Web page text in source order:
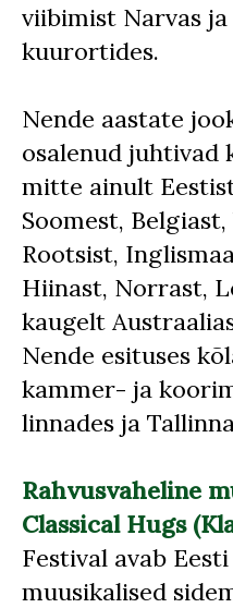
viibimist Narvas
kuurortides.
Nende aastate
osalenud juhtivad
mitte ainult
Soomest,
Rootsist,
Hiinast, Norrast,
kaugelt
Nende esituses
kammer- ja
linnades ja
Rahvusvaheline
Classical Hugs
Festival avab
muusikalised